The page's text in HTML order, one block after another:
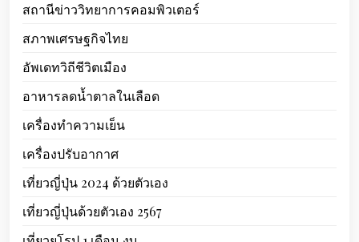
สถานีข่าววิทยาการคอมพิวเตอร์
สภาพเศรษฐกิจไทย
อัพเดทวิถีชีวิตเมือง
อาหารลดน้ำตาลในเลือด
เครื่องทำความเย็น
เครื่องปรับอากาศ
เที่ยวญี่ปุ่น 2024 ด้วยตัวเอง
เที่ยวญี่ปุ่นด้วยตัวเอง 2567